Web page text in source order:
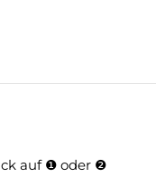
auf ❶ oder ❷